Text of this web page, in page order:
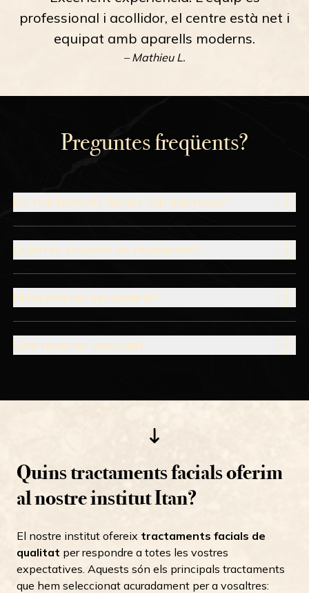
Quins tractaments facials oferim
al nostre institut Itan?
El nostre institut ofereix tractaments facials de
qualitat per respondre a totes les vostres
expectatives. Aquests són els principals tractaments
que hem seleccionat acuradament per a vosaltres:
professional i acollidor, el centre està net i
equipat amb aparells moderns.
– Mathieu L.
Preguntes freqüents?
Els tractaments facials són dolorosos?
Quantes sessions es recomanen?
Hi ha efectes secundaris?
Com reservar una cita?